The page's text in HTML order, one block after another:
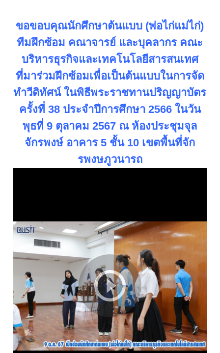
ขอขอบคุณนักศึกษาต้นแบบ (พ่อไก่แม่ไก่)
ทีมฝึกซ้อม คณาจารย์ และบุคลากร คณะ
บริหารธุรกิจและเทคโนโลยีสารสนเทศ
ที่มาร่วมฝึกซ้อมเพื่อเป็นต้นแบบในการจัด
ทำวีดิทัศน์ ในพิธีพระราชทานปริญญาบัตร
ครั้งที่ 38 ประจำปีการศึกษา 2566 ในวัน
พุธที่ 9 ตุลาคม 2567 ณ ห้องประชุมจุล
จักรพงษ์ อาคาร 5 ชั้น 10 เขตพื้นที่จัก
รพงษภูวนารถ